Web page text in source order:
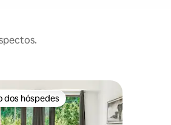
preferidos dos hóspedes
dos hóspedes